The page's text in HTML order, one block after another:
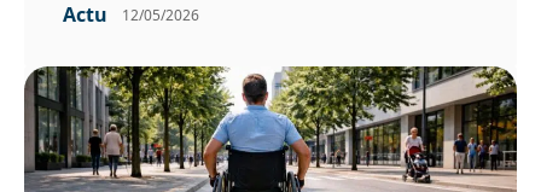
Actu 12/05/2026